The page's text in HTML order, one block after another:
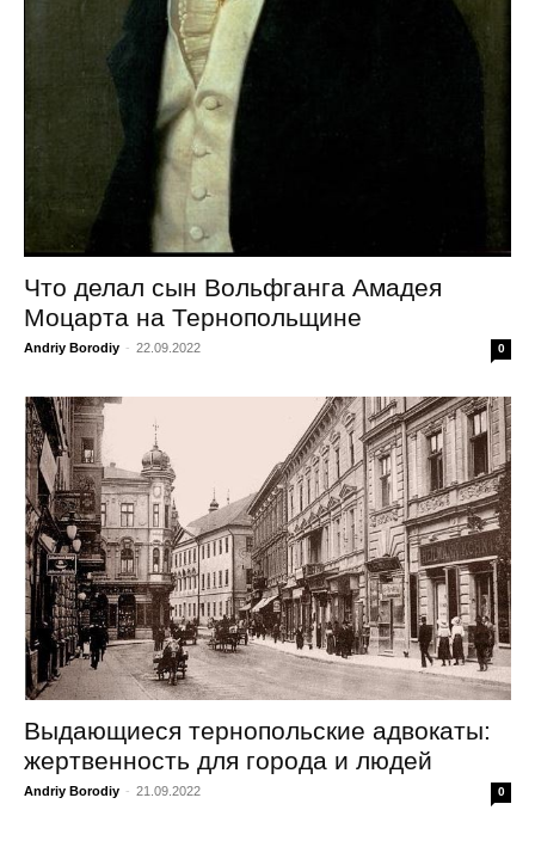
Что делал сын Вольфганга Амадея
Моцарта на Тернопольщине
Andriy Borodiy - 22.09.2022 0
Выдающиеся тернопольские адвокаты:
жертвенность для города и людей
Andriy Borodiy - 21.09.2022 0